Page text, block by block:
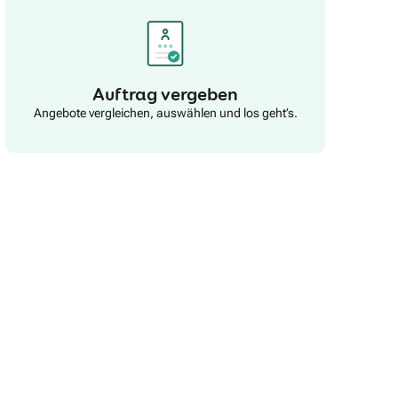
konsequentes und starkes westfälisches
Unternehmen mit Mut, Kante und einer gehörigen
Portion Empathie für Sie. Wir stehen bereit, um Ihnen
Ihnen helfen möchten.Auftrag vergeben
Angebote vergleichen, auswählen und los geht’s.